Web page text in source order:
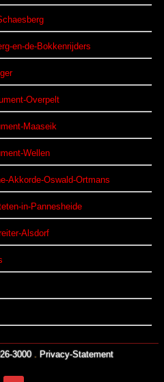
en-de-Bokkenrijders
Overpelt
Maaseik
Wellen
Akkorde-Oswald-Ortmans
in-Pannesheide
Alsdorf
3000 . Privacy-Statement